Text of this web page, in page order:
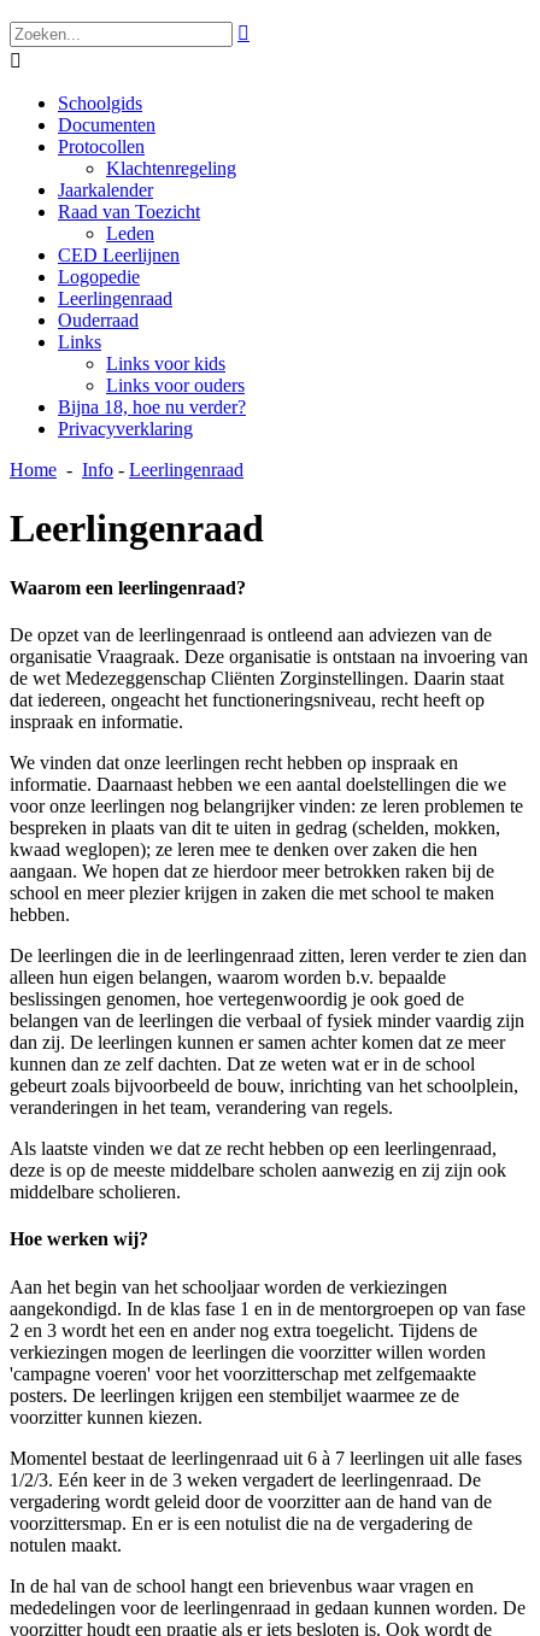


Schoolgids
Documenten
Protocollen
Klachtenregeling
Jaarkalender
Raad van Toezicht
Leden
CED Leerlijnen
Logopedie
Leerlingenraad
Ouderraad
Links
Links voor kids
Links voor ouders
Bijna 18, hoe nu verder?
Privacyverklaring
Home - Info - Leerlingenraad
Leerlingenraad
Waarom een leerlingenraad?
De opzet van de leerlingenraad is ontleend aan adviezen van de
organisatie Vraagraak. Deze organisatie is ontstaan na invoering van
de wet Medezeggenschap Cliënten Zorginstellingen. Daarin staat
dat iedereen, ongeacht het functioneringsniveau, recht heeft op
inspraak en informatie.
We vinden dat onze leerlingen recht hebben op inspraak en
informatie. Daarnaast hebben we een aantal doelstellingen die we
voor onze leerlingen nog belangrijker vinden: ze leren problemen te
bespreken in plaats van dit te uiten in gedrag (schelden, mokken,
kwaad weglopen); ze leren mee te denken over zaken die hen
aangaan. We hopen dat ze hierdoor meer betrokken raken bij de
school en meer plezier krijgen in zaken die met school te maken
hebben.
De leerlingen die in de leerlingenraad zitten, leren verder te zien dan
alleen hun eigen belangen, waarom worden b.v. bepaalde
beslissingen genomen, hoe vertegenwoordig je ook goed de
belangen van de leerlingen die verbaal of fysiek minder vaardig zijn
dan zij. De leerlingen kunnen er samen achter komen dat ze meer
kunnen dan ze zelf dachten. Dat ze weten wat er in de school
gebeurt zoals bijvoorbeeld de bouw, inrichting van het schoolplein,
veranderingen in het team, verandering van regels.
Als laatste vinden we dat ze recht hebben op een leerlingenraad,
deze is op de meeste middelbare scholen aanwezig en zij zijn ook
middelbare scholieren.
Hoe werken wij?
Aan het begin van het schooljaar worden de verkiezingen
aangekondigd. In de klas fase 1 en in de mentorgroepen op van fase
2 en 3 wordt het een en ander nog extra toegelicht. Tijdens de
verkiezingen mogen de leerlingen die voorzitter willen worden
'campagne voeren' voor het voorzitterschap met zelfgemaakte
posters. De leerlingen krijgen een stembiljet waarmee ze de
voorzitter kunnen kiezen.
Momentel bestaat de leerlingenraad uit 6 à 7 leerlingen uit alle fases
1/2/3. Eén keer in de 3 weken vergadert de leerlingenraad. De
vergadering wordt geleid door de voorzitter aan de hand van de
voorzittersmap. En er is een notulist die na de vergadering de
notulen maakt.
In de hal van de school hangt een brievenbus waar vragen en
mededelingen voor de leerlingenraad in gedaan kunnen worden. De
voorzitter houdt een praatje als er iets besloten is. Ook wordt de